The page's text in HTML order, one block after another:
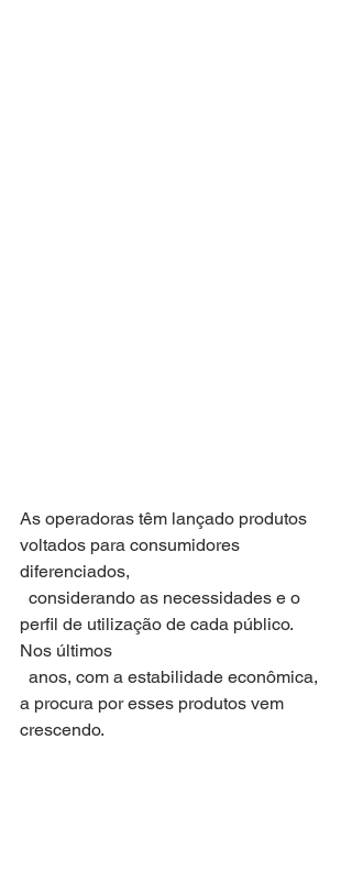
As operadoras têm lançado produtos
voltados para consumidores
diferenciados,
perfil de utilização de cada público.
Nos últimos
a procura por esses produtos vem
crescendo.